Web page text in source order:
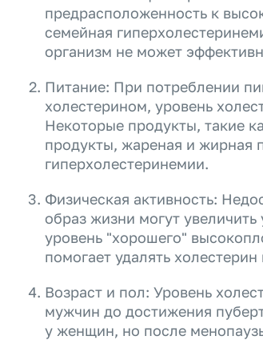
предрасположенность к
семейная
организм не может
Питание: При потреблении
холестерином, уровень
Некоторые продукты, такие
продукты, жареная и жирная
гиперхолестеринемии.
Физическая активность:
образ жизни могут
уровень "хорошего"
помогает удалять холестерин
Возраст и пол: Уровень
мужчин до достижения
у женщин, но после